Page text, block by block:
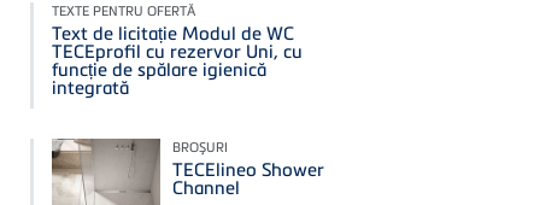
TEXTE PENTRU OFERTĂ
Text de licitație Modul de WC
TECEprofil cu rezervor Uni, cu
funcție de spălare igienică
integrată
BROŞURI
TECElineo Shower
Channel